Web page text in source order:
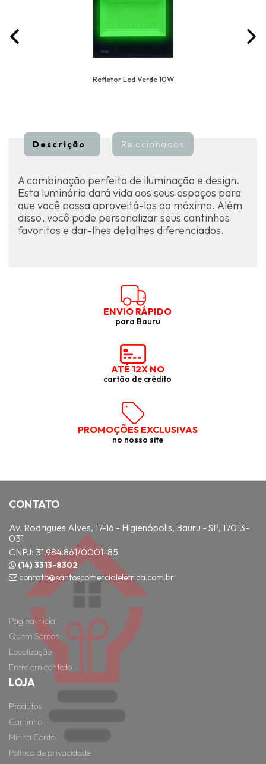
Refletor Led Verde 10W
Descrição Relacionados
A combinação perfeita de iluminação e design.
Esta luminária dará vida aos seus espaços para
que você possa aproveitá-los ao máximo. Além
disso, você pode personalizar seus cantinhos
favoritos e dar-lhes detalhes diferenciados.
ENVIO RÁPIDO
para Bauru
ATÉ 12X NO
cartão de crédito
PROMOÇÕES EXCLUSIVAS
no nosso site
CONTATO
Av. Rodrigues Alves, 17-16 - Higienópolis, Bauru - SP, 17013-
031
CNPJ: 31.984.861/0001-85
(14) 3313-8302
contato@santoscomercialeletrica.com.br
Página Inicial
Quem Somos
Localização
Entre em contato
LOJA
Produtos
Carrinho
Minha Conta
Política de privacidade